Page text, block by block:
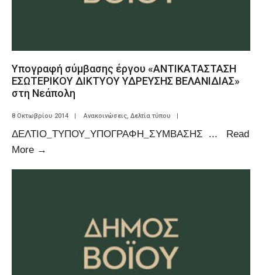
Υπογραφή σύμβασης έργου «ΑΝΤΙΚΑΤΑΣΤΑΣΗ
ΕΣΩΤΕΡΙΚΟΥ ΔΙΚΤΥΟΥ ΥΔΡΕΥΣΗΣ ΒΕΛΑΝΙΔΙΑΣ»
στη Νεάπολη
8 Οκτωβρίου 2014 | Ανακοινώσεις Δελτία τύπου |
ΔΕΛΤΙΟ_ΤΥΠΟΥ_ΥΠΟΓΡΑΦΗ_ΣΥΜΒΑΣΗΣ ...
Read
More →